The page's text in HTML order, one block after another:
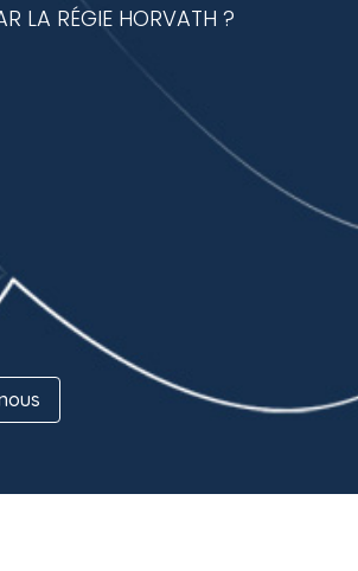
LA RÉGIE HORVATH ?